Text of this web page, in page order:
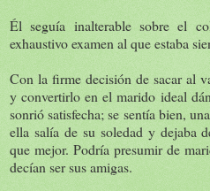
Él seguía inalterable sobre el
exhaustivo examen al que estaba
Con la firme decisión de sacar al
y convertirlo en el marido ideal
sonrió satisfecha; se sentía bien,
ella salía de su soledad y dejaba
que mejor. Podría presumir de
decían ser sus amigas.